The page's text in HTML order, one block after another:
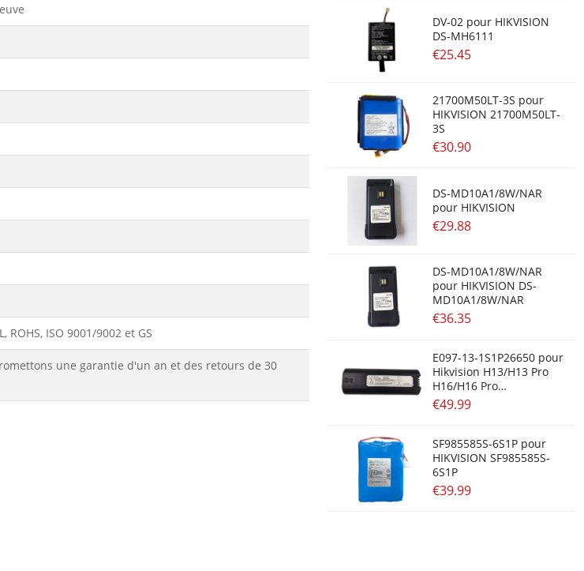
ROHS, ISO 9001/9002 et GS
une garantie d'un an et des retours de 30
DV-02 pour HIKVISION
DS-MH6111
€25.45
21700M50LT-3S pour
HIKVISION 21700M50LT-
3S
€30.90
DS-MD10A1/8W/NAR
pour HIKVISION
€29.88
DS-MD10A1/8W/NAR
pour HIKVISION DS-
MD10A1/8W/NAR
€36.35
E097-13-1S1P26650 pour
Hikvision H13/H13 Pro
H16/H16 Pro
/H23/H26/H36 TP21/TP23
€49.99
SF985585S-6S1P pour
HIKVISION SF985585S-
6S1P
€39.99